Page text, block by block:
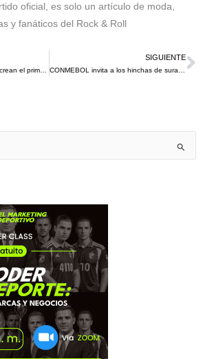
oficial, es solo un artículo de moda,
y fanáticos del Rock & Roll
Decathlon y BBDO Bélgica crean el primer equipo de eCycling conformado por presos
SIGUIENTE
CONMEBOL invita a los hinchas de suramérica a diseñar la medalla de la Copa América 2021